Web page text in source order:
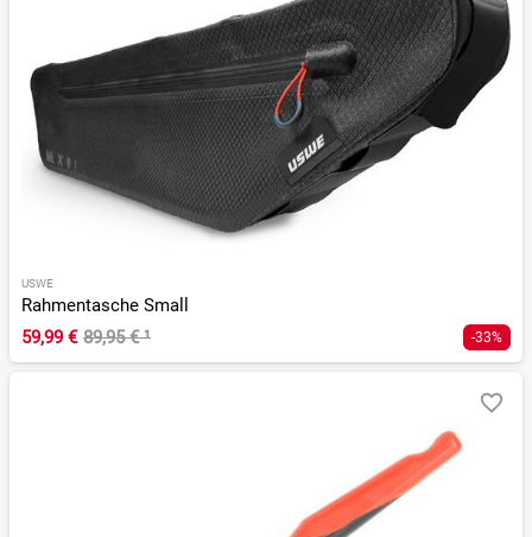
USWE
Rahmentasche Small
59,99 € 89,95 €¹ -33%